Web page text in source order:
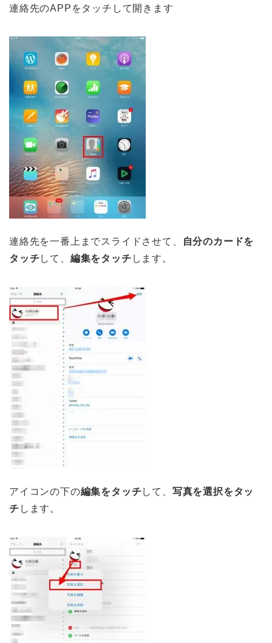
連絡先のAPPをタッチして開きます
連絡先を一番上までスライドさせて、
自分のカードを
タッチして、 編集をタッチ します。
アイコンの下の編集をタッチして、 写真を選択をタッ
チ します。